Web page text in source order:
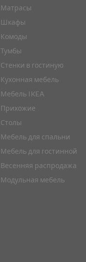
Матрасы
Шкафы
Комоды
Тумбы
Стенки в гостиную
Кухонная мебель
Мебель IKEA
Прихожие
Столы
Мебель для спальни
Мебель для гостинной
Весенняя распродажа
Модульная мебель